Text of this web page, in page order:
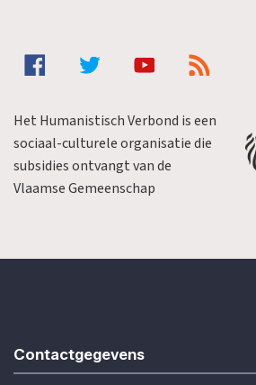
Het Humanistisch Verbond is een
sociaal-culturele organisatie die
subsidies ontvangt van de
Vlaamse Gemeenschap
Contactgegevens